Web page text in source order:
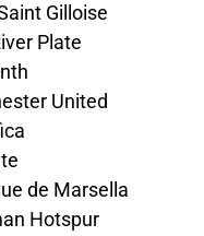
Gilloise
Plate
United
de Marsella
Hotspur